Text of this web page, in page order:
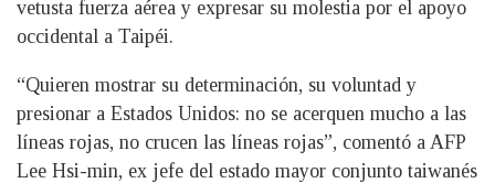
vetusta fuerza aérea y expresar su molestia por el apoyo
occidental a Taipéi.
“Quieren mostrar su determinación, su voluntad y
presionar a Estados Unidos: no se acerquen mucho a las
líneas rojas, no crucen las líneas rojas”, comentó a AFP
Lee Hsi-min, ex jefe del estado mayor conjunto taiwanés